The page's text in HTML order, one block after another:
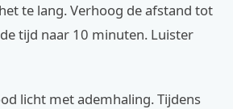
te lang. Verhoog de afstand tot
tijd naar 10 minuten. Luister
licht met ademhaling. Tijdens